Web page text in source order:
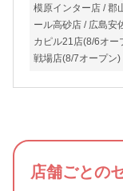
模原インター店 / 郡
ール高砂店 / 広島安
カピル21店(8/6オー
戦場店(8/7オープン)
店舗ごとの